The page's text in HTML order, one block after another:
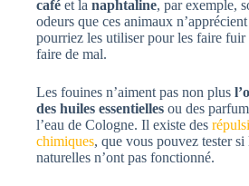
café et la naphtaline, par exemple,
odeurs que ces animaux
pourriez les utiliser pour les faire fuir
faire de mal.
Les fouines n’aiment pas non plus
des huiles essentielles ou des
l’eau de Cologne. Il existe des
chimiques, que vous pouvez tester si
naturelles n’ont pas fonctionné.